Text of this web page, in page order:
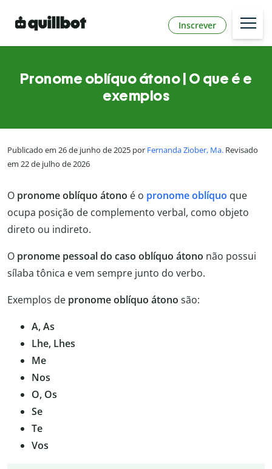
Inscrever
Pronome oblíquo átono | O que é e
exemplos
Publicado em 26 de junho de 2025 por Fernanda Ziober, Ma. Revisado
em 22 de julho de 2026
O pronome oblíquo átono é o pronome oblíquo que
ocupa posição de complemento verbal, como objeto
direto ou indireto.
O pronome pessoal do caso oblíquo átono não possui
sílaba tônica e vem sempre junto do verbo.
Exemplos de pronome oblíquo átono são:
A, As
Lhe, Lhes
Me
Nos
O, Os
Se
Te
Vos